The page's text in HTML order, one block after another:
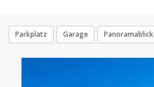
Parkplatz Garage Panoramablick